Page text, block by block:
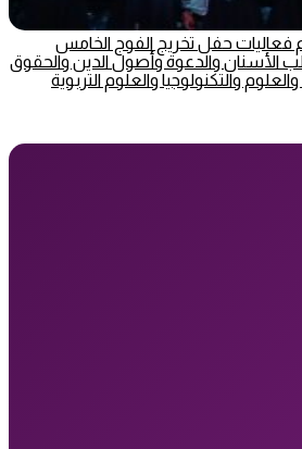
فعاليات حفل تخريج الفوج الخامس
الأسنان والدعوة وأصول الدين والحقوق
والتكنولوجيا والعلوم التربوية